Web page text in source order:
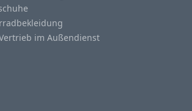
im Außendienst